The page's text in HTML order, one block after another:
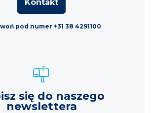
Kontakt
pod numer +31 38 4291100
się do naszego
newslettera